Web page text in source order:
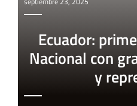
Ecuador:
Nacional con
y